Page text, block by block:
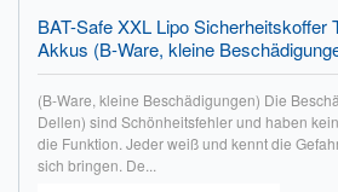
BAT-Safe XXL Lipo Sicherheitskoffer
Akkus (B-Ware, kleine
(B-Ware, kleine Beschädigungen) Die
Dellen) sind Schönheitsfehler und haben
die Funktion. Jeder weiß und kennt die
sich bringen. De...